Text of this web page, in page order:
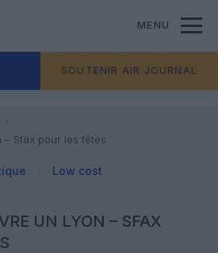
MENU
SOUTENIR AIR JOURNAL
– Sfax pour les fêtes
Low cost
UN LYON – SFAX